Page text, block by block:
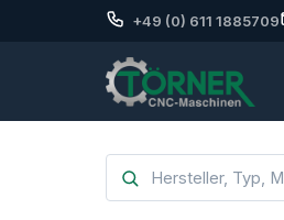
+49 (0) 611 1885709